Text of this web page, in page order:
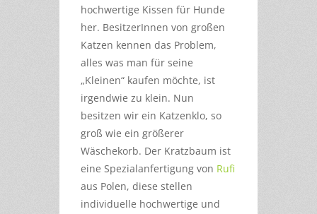
hochwertige Kissen für Hunde
her. BesitzerInnen von großen
Katzen kennen das Problem,
alles was man für seine
„Kleinen“ kaufen möchte, ist
irgendwie zu klein. Nun
besitzen wir ein Katzenklo, so
groß wie ein größerer
Wäschekorb. Der Kratzbaum ist
eine Spezialanfertigung von Rufi
aus Polen, diese stellen
individuelle hochwertige und